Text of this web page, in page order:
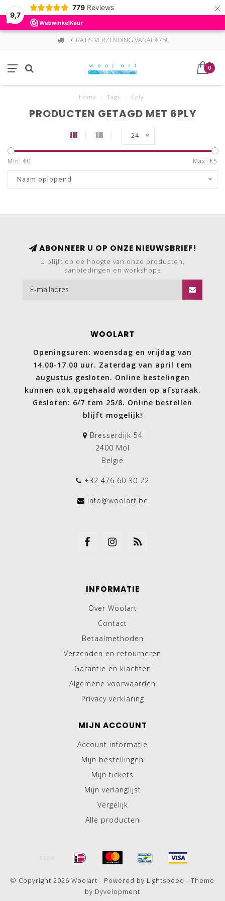
9,7
779 Reviews ×
GRATIS VERZENDING VANAF €75!
0
Home Tags 6ply
PRODUCTEN GETAGD MET 6PLY
24
Min: €0 Max: €5
Naam oplopend
ABONNEER U OP ONZE NIEUWSBRIEF!
U blijft op de hoogte van onze producten,
aanbiedingen en workshops
WOOLART
Openingsuren: woensdag en vrijdag van
14.00-17.00 uur. Zaterdag van april tem
augustus gesloten. Online bestelingen
kunnen ook opgehaald worden op afspraak.
Gesloten: 6/7 tem 25/8. Online bestellen
blijft mogelijk!
Bresserdijk 54
2400 Mol
België
+32 476 60 30 22
info@woolart.be
INFORMATIE
Over Woolart
Contact
Betaalmethoden
Verzenden en retourneren
Garantie en klachten
Algemene voorwaarden
Privacy verklaring
MIJN ACCOUNT
Account informatie
Mijn bestellingen
Mijn tickets
Mijn verlanglijst
Vergelijk
Alle producten
© Copyright 2026 Woolart - Powered by Lightspeed - Theme
by Dyvelopment